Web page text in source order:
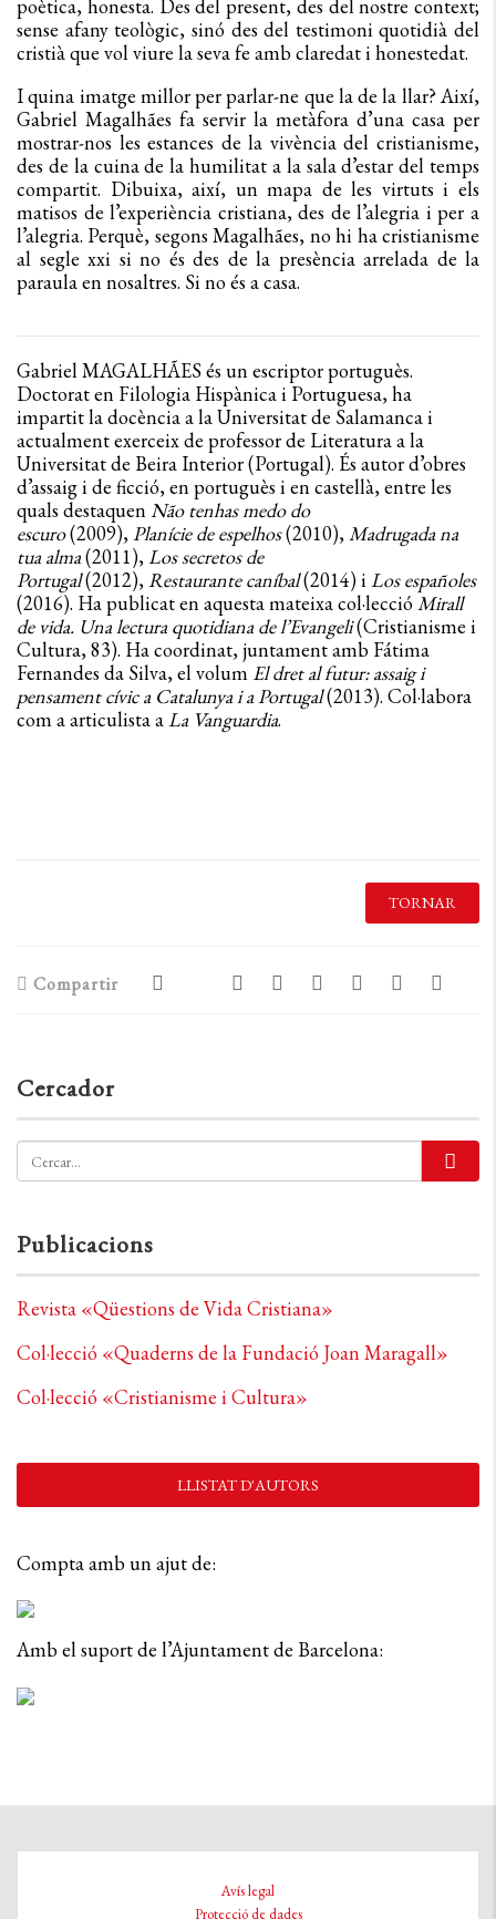
poètica, honesta. Des del present, des del nostre context;
sense afany teològic, sinó des del testimoni quotidià del
cristià que vol viure la seva fe amb claredat i honestedat.
I quina imatge millor per parlar-ne que la de la llar? Així,
Gabriel Magalhães fa servir la metàfora d’una casa per
mostrar-nos les estances de la vivència del cristianisme,
des de la cuina de la humilitat a la sala d’estar del temps
compartit. Dibuixa, així, un mapa de les virtuts i els
matisos de l’experiència cristiana, des de l’alegria i per a
l’alegria. Perquè, segons Magalhães, no hi ha cristianisme
al segle xxi si no és des de la presència arrelada de la
paraula en nosaltres. Si no és a casa.
Gabriel MAGALHÃES és un escriptor portuguès.
Doctorat en Filologia Hispànica i Portuguesa, ha
impartit la docència a la Universitat de Salamanca i
actualment exerceix de professor de Literatura a la
Universitat de Beira Interior (Portugal). És autor d’obres
d’assaig i de ficció, en portuguès i en castellà, entre les
quals destaquenNão tenhas medo do
escuro(2009),Planície de espelhos(2010),Madrugada na
tua alma(2011),Los secretos de
Portugal(2012),Restaurante caníbal(2014) iLos españoles
(2016). Ha publicat en aquesta mateixa col·leccióMirall
de vida. Una lectura quotidiana de l’Evangeli(Cristianisme i
Cultura, 83). Ha coordinat, juntament amb Fátima
Fernandes da Silva, el volum El dret al futur: assaig i
pensament cívic a Catalunya i a Portugal(2013). Col·labora
com a articulista aLa Vanguardia.
TORNAR
Compartir
Cercador
Publicacions
Revista «Qüestions de Vida Cristiana»
Col·lecció «Quaderns de la Fundació Joan Maragall»
Col·lecció «Cristianisme i Cultura»
LLISTAT D'AUTORS
Compta amb un ajut de:
Amb el suport de l’Ajuntament de Barcelona:
Avís legal
Protecció de dades